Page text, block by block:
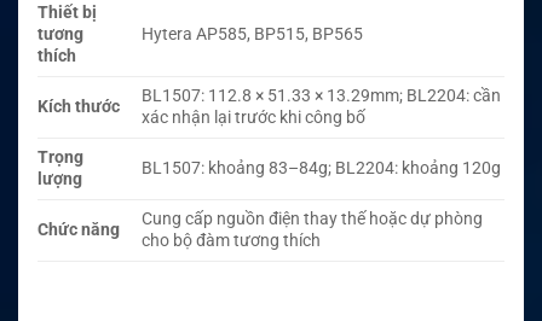
Thiết bị
tương
thích
Hytera AP585, BP515, BP565
Kích thước
BL1507: 112.8 × 51.33 × 13.29mm; BL2204: cần
xác nhận lại trước khi công bố
Trọng
lượng
BL1507: khoảng 83–84g; BL2204: khoảng 120g
Chức năng
Cung cấp nguồn điện thay thế hoặc dự phòng
cho bộ đàm tương thích